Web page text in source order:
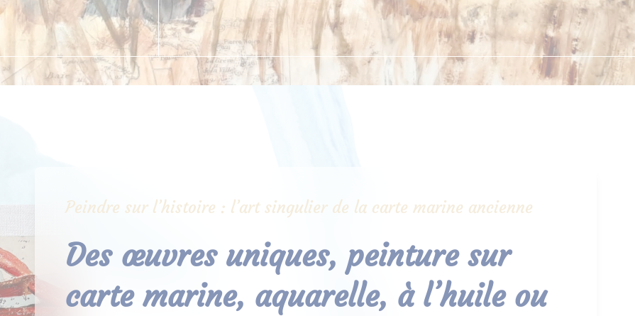
Peindre sur l’histoire : l’art singulier de la carte marine ancienne
Des œuvres uniques, peinture sur
carte marine, aquarelle, à l’huile ou